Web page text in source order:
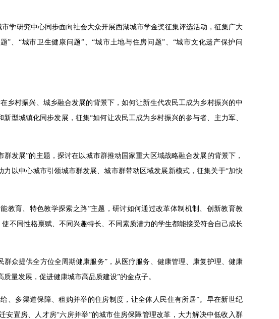
学研究中心同步面向社会大众开展西湖城市学金奖征集评选活动，征集广大
”、“城市卫生健康问题”、“城市土地与住房问题”、“城市文化遗产保护问
乡村振兴、城乡融合发展的背景下，如何让新生代农民工成为乡村振兴的中
型城镇化同步发展，征集“如何让农民工成为乡村振兴的参与者、主力军、
发展”的主题，探讨在以城市群推动国家重大区域战略融合发展的背景下，
以中心城市引领城市群发展、城市群带动区域发展新模式，征集关于“加快
育、特色教学探索之路”主题，研讨如何通过改革体制机制、创新教育教
不同性格禀赋、不同兴趣特长、不同素质潜力的学生都能接受符合自己成长
众提供全方位全周期健康服务”，从医疗服务、健康管理、康复护理、健康
量发展，促进健康城市高品质建设”的金点子。
、多渠道保障、租购并举的住房制度，让全体人民住有所居”。早在新世纪
置房、人才房“六房并举”的城市住房保障管理改革，大力解决中低收入群